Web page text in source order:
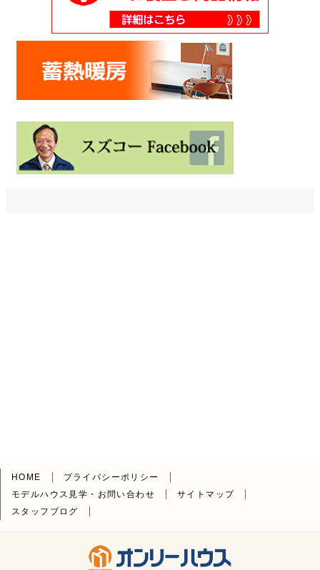
HOME
プライバシーポリシー
モデルハウス見学・お問い合わせ
サイトマップ
スタッフブログ